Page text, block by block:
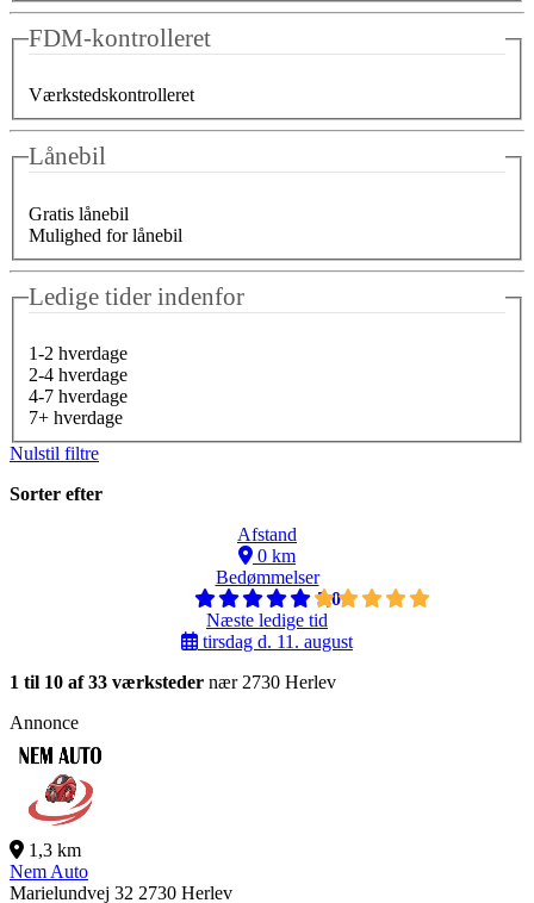
FDM-kontrolleret
Værkstedskontrolleret
Lånebil
Gratis lånebil
Mulighed for lånebil
Ledige tider indenfor
1-2 hverdage
2-4 hverdage
4-7 hverdage
7+ hverdage
Nulstil filtre
Sorter efter
Afstand
0 km
Bedømmelser
5,0
Næste ledige tid
tirsdag d. 11. august
1 til 10 af 33 værksteder nær 2730 Herlev
Annonce
1,3 km
Nem Auto
Marielundvej 32 2730 Herlev